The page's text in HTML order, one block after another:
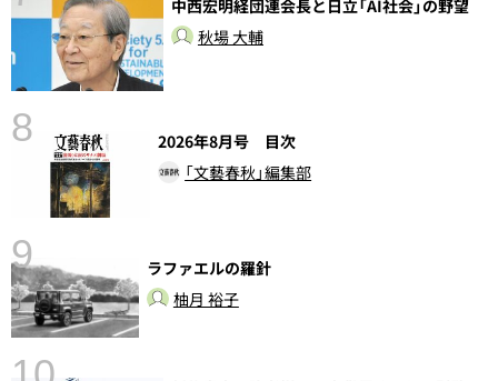
中西宏明経団連会長と日立「AI社会」の野望
秋場 大輔
8
2026年8月号 目次
「文藝春秋」編集部
9
ラファエルの羅針
柚月 裕子